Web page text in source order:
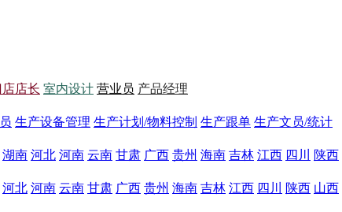
店店长 室内设计 营业员 产品经理
生产设备管理 生产计划/物料控制 生产跟单 生产文员/统计
湖南 河北 河南 云南 甘肃 广西 贵州 海南 吉林 江西 四川 陕西
河北 河南 云南 甘肃 广西 贵州 海南 吉林 江西 四川 陕西 山西